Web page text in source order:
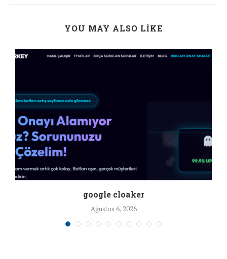
YOU MAY ALSO LIKE
google cloaker
Ağustos 6, 2026